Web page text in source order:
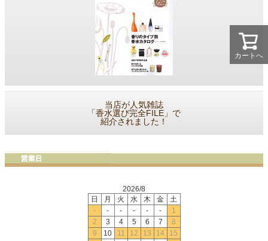
カートへ
当店が人気雑誌
「香水選び完全FILE」で
紹介されました！
2026/8
日
月 火 水 木 金
土
-
- - - - -
1
2
3 4 5 6 7
8
9
10 11 12 13 14
15